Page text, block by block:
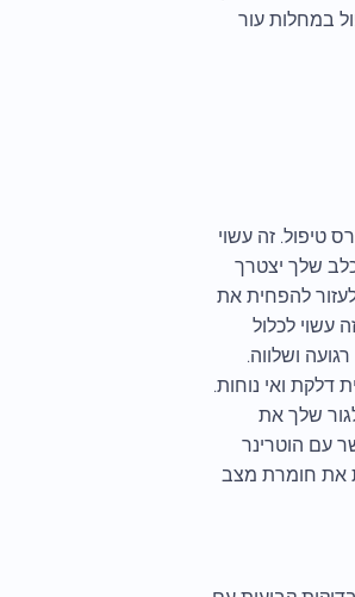
במחלות עור
טיפול. זה עשוי
שלך יצטרך
להפחית את
עשוי לכלול
ושלווה.
דלקת ואי נוחות.
שלך את
עם הוטרינר
את חומרת מצב